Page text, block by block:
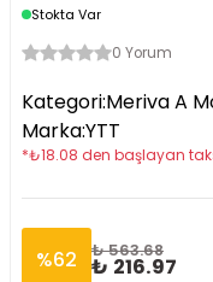
Stokta Var
0 Yorum
Kategori:Meriva A
Marka:YTT
*₺18.08 den başlayan
%62 ₺ 563.68
₺ 216.97